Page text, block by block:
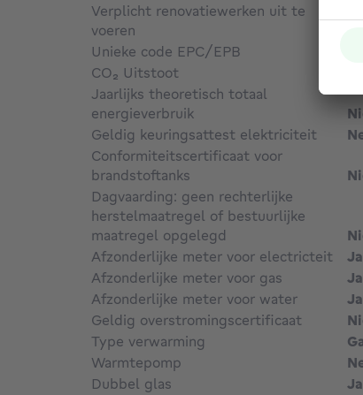
Verplicht renovatiewerken uit te
voeren
Unieke code EPC/EPB
CO₂ Uitstoot
Jaarlijks theoretisch totaal
energieverbruik
Geldig keuringsattest elektriciteit
Conformiteitscertificaat voor
brandstoftanks
Dagvaarding: geen rechterlijke
herstelmaatregel of bestuurlijke
maatregel opgelegd
Afzonderlijke meter voor electricteit
Ja
Afzonderlijke meter voor gas
Ja
Afzonderlijke meter voor water
Ja
Geldig overstromingscertificaat
Type verwarming
Warmtepomp
Dubbel glas
Ja